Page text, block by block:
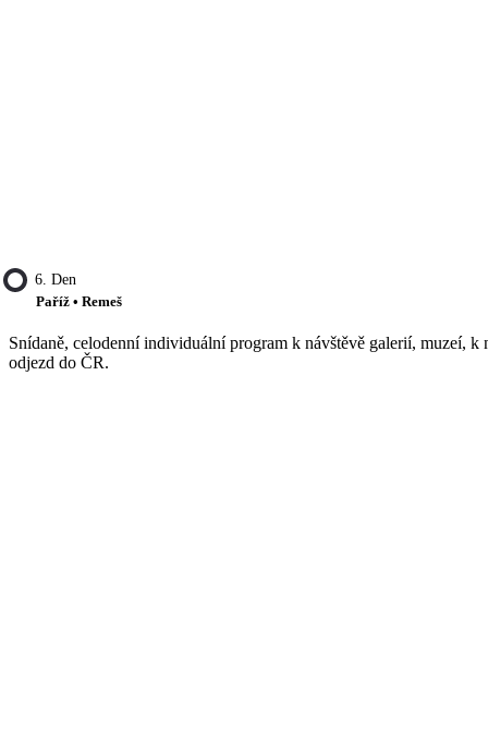
6. Den
Paříž • Remeš
Snídaně, celodenní individuální program k návštěvě galerií, muzeí,
odjezd do ČR.